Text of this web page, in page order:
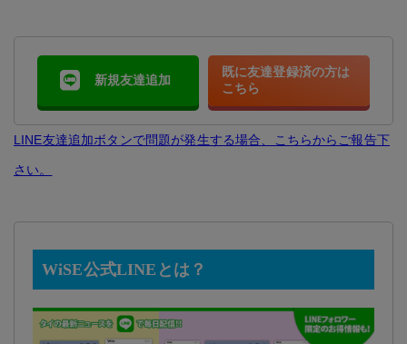
新規友達追加
既に友達登録済の方は
こちら
LINE友達追加ボタンで問題が発生する場合、こちらからご報告下
さい。
WiSE公式LINEとは？